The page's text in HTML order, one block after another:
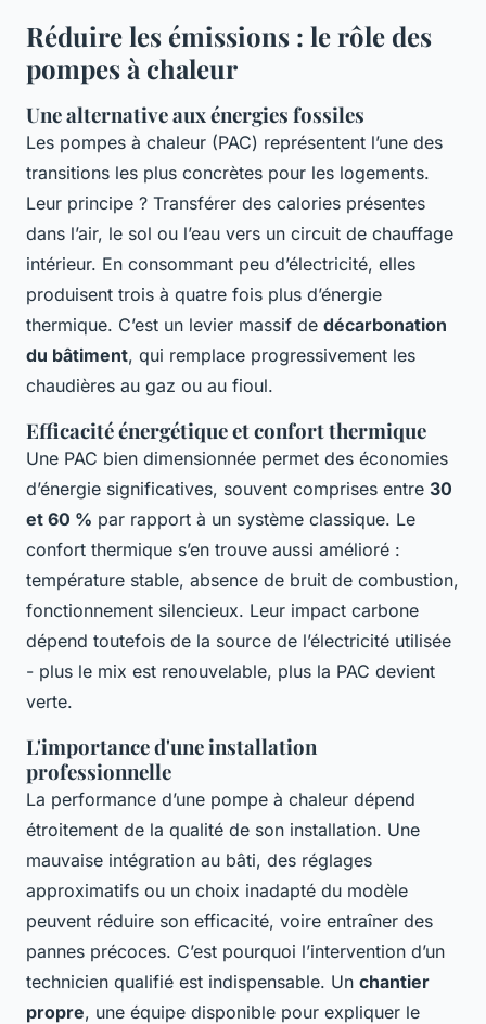
Réduire les émissions : le rôle des
pompes à chaleur
Une alternative aux énergies fossiles
Les pompes à chaleur (PAC) représentent l’une des
transitions les plus concrètes pour les logements.
Leur principe ? Transférer des calories présentes
dans l’air, le sol ou l’eau vers un circuit de chauffage
intérieur. En consommant peu d’électricité, elles
produisent trois à quatre fois plus d’énergie
thermique. C’est un levier massif de décarbonation
du bâtiment, qui remplace progressivement les
chaudières au gaz ou au fioul.
Efficacité énergétique et confort thermique
Une PAC bien dimensionnée permet des économies
d’énergie significatives, souvent comprises entre 30
et 60 % par rapport à un système classique. Le
confort thermique s’en trouve aussi amélioré :
température stable, absence de bruit de combustion,
fonctionnement silencieux. Leur impact carbone
dépend toutefois de la source de l’électricité utilisée
- plus le mix est renouvelable, plus la PAC devient
verte.
L'importance d'une installation
professionnelle
La performance d’une pompe à chaleur dépend
étroitement de la qualité de son installation. Une
mauvaise intégration au bâti, des réglages
approximatifs ou un choix inadapté du modèle
peuvent réduire son efficacité, voire entraîner des
pannes précoces. C’est pourquoi l’intervention d’un
technicien qualifié est indispensable. Un chantier
propre, une équipe disponible pour expliquer le